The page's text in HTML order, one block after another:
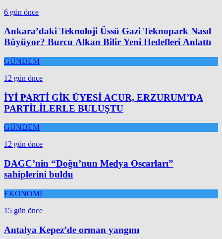
6 gün önce
Ankara’daki Teknoloji Üssü Gazi Teknopark Nasıl
Büyüyor? Burcu Alkan Bilir Yeni Hedefleri Anlattı
GÜNDEM
12 gün önce
İYİ PARTİ GİK ÜYESİ ACUR, ERZURUM’DA
PARTİLİLERLE BULUŞTU
GÜNDEM
12 gün önce
DAGC’nin “Doğu’nun Medya Oscarları”
sahiplerini buldu
EKONOMİ
15 gün önce
Antalya Kepez’de orman yangını